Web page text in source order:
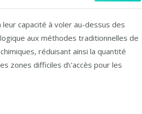
drones Fpv pour enfants adultes
capacité à voler au-dessus des
aux méthodes traditionnelles de
réduisant ainsi la quantité
zones difficiles d\’accès pour les